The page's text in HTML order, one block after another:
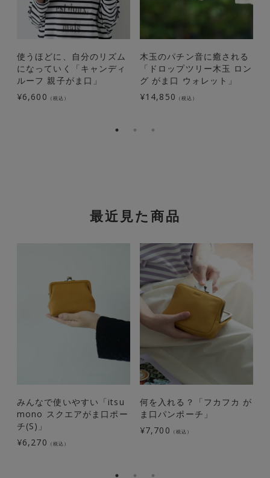
使うほどに、自分のリズム
になっていく「キャンディ
ルーフ 親子がま口」
¥6,600 （税込）
木玉のパチン音に癒される
「ドロップツリー木玉 ロン
グ がま口 ウォレット」
¥14,850 （税込）
最近見た商品
みんなで使いやすい「itsu
mono スクエアがま口ポー
チ(S)」
¥6,270 （税込）
何を入れる？「フカフカ が
ま口パンポーチ」
¥7,700 （税込）